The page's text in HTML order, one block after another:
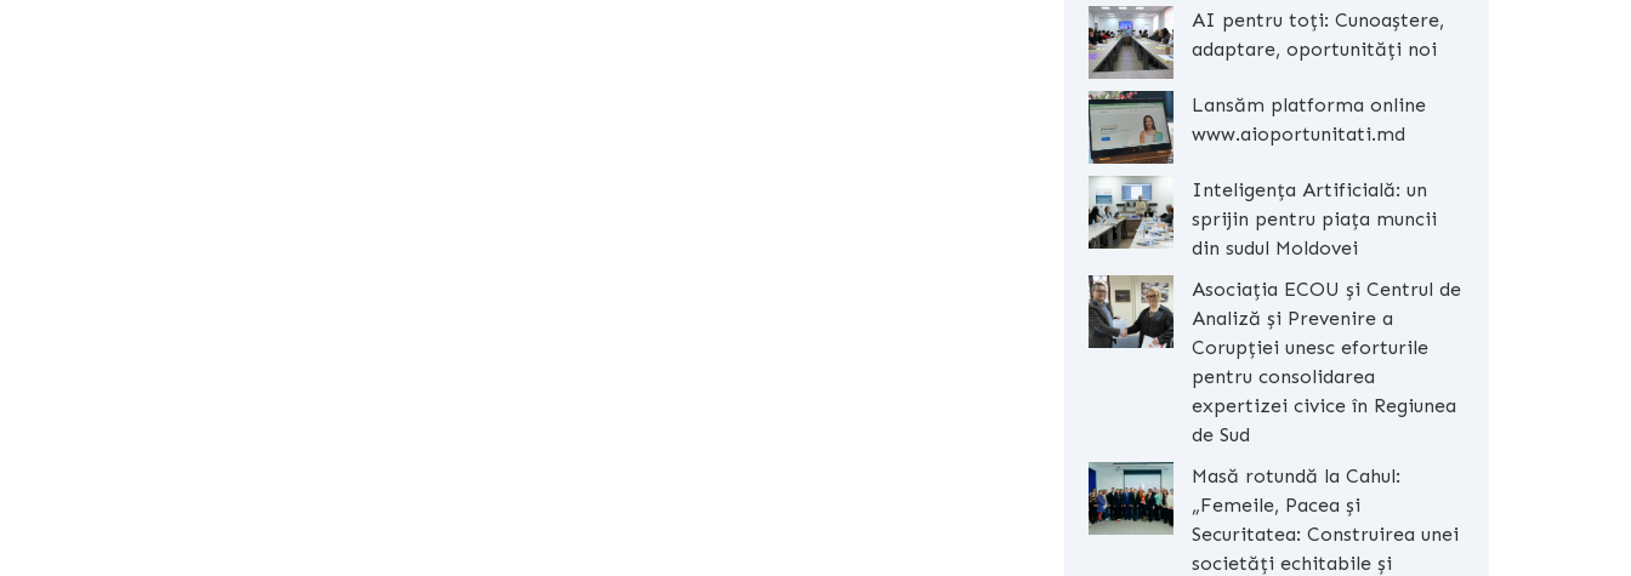
AI pentru toți: Cunoaștere,
adaptare, oportunități noi
Lansăm platforma online
www.aioportunitati.md
Inteligența Artificială: un
sprijin pentru piața muncii
din sudul Moldovei
Asociația ECOU și Centrul de
Analiză și Prevenire a
Corupției unesc eforturile
pentru consolidarea
expertizei civice în Regiunea
de Sud
Masă rotundă la Cahul:
„Femeile, Pacea și
Securitatea: Construirea unei
societăți echitabile și